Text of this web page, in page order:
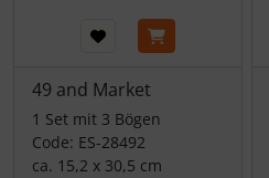
49 and Market
1 Set mit 3 Bögen
Code: ES-28492
ca. 15,2 x 30,5 cm